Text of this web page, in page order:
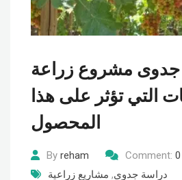
مشروع زراعة
التي تؤثر على هذا
المحصول
By reham Comment: 0
دراسة جدوى, مشاريع زراعية